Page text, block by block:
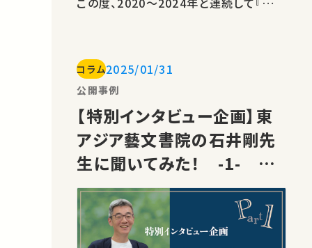
もんしょいん）の現院長、石井剛（いしい
つよし）先生に、連携5年目を記念してイ
ンタビューいたしました。 &nbsp; 石
井…
コラム2025/01/31
公開事例
【特別インタビュー企画】東
アジア藝文書院の石井剛先
生に聞いてみた！ -1- め
んどくさそうだと思っていた
OCWを5年間楽しく続けて
いる理由